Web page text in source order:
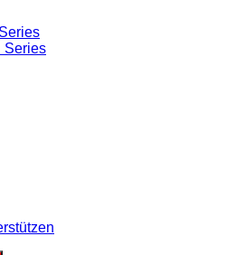
Series